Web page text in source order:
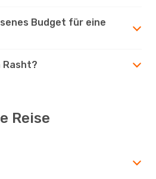
Budget für eine
Rasht?
Reise